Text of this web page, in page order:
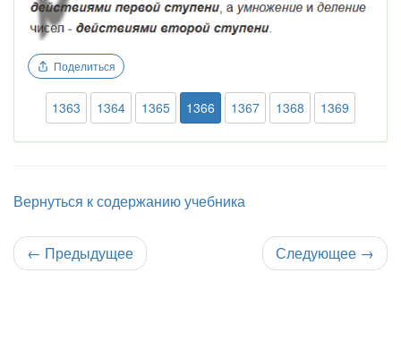
Поделиться
1363 1364 1365 1366 1367 1368 1369
Вернуться к содержанию учебника
← Предыдущее Следующее →